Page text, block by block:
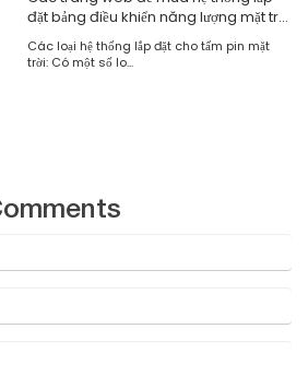
đặt bảng điều khiển năng lượng mặt trời
Các loại hệ thống lắp đặt cho tấm pin mặt
trời: Có một số lo...